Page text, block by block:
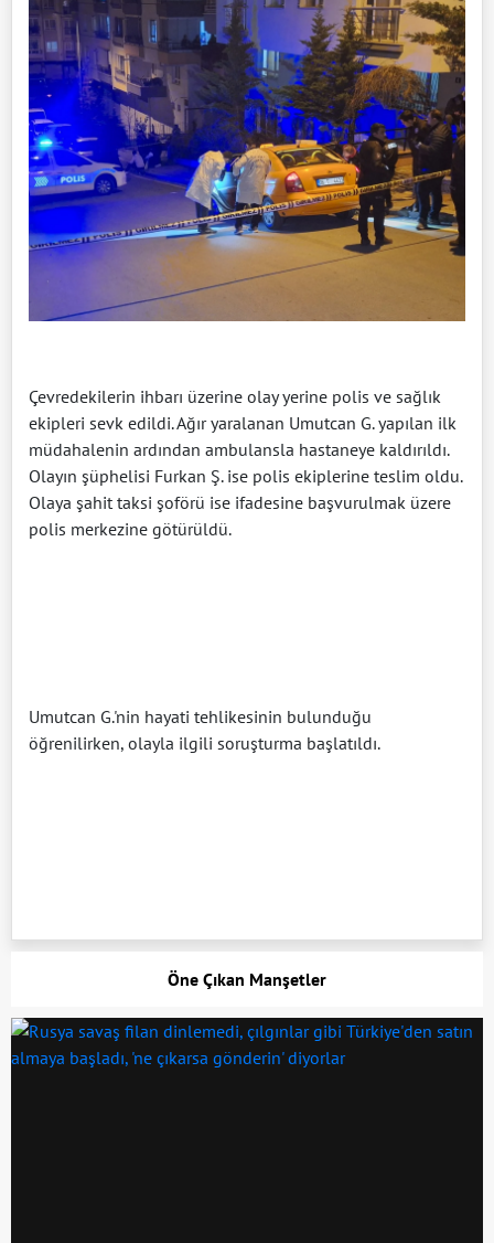
Çevredekilerin ihbarı üzerine olay yerine polis ve sağlık
ekipleri sevk edildi. Ağır yaralanan Umutcan G. yapılan ilk
müdahalenin ardından ambulansla hastaneye kaldırıldı.
Olayın şüphelisi Furkan Ş. ise polis ekiplerine teslim oldu.
Olaya şahit taksi şoförü ise ifadesine başvurulmak üzere
polis merkezine götürüldü.
Umutcan G.'nin hayati tehlikesinin bulunduğu
öğrenilirken, olayla ilgili soruşturma başlatıldı.
Öne Çıkan Manşetler